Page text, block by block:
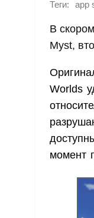
Теги: app
В
Myst,
Worlds
момент